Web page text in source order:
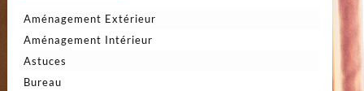
Aménagement Extérieur
Aménagement Intérieur
Astuces
Bureau